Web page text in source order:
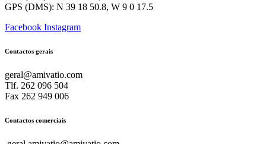
GPS (DMS): N 39 18 50.8, W 9 0 17.5
Facebook Instagram
Contactos gerais
geral@amivatio.com
Tlf. 262 096 504
Fax 262 949 006
Contactos comerciais